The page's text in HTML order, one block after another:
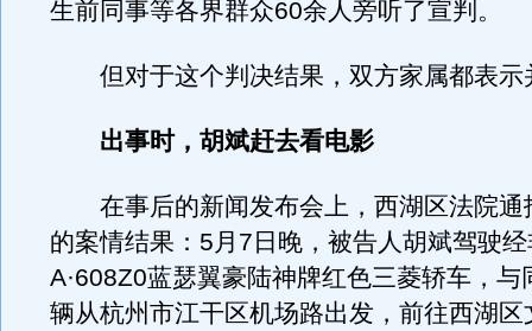
生前同事等各界群众60余人旁听了宣判。
但对于这个判决结果，双方家属都表示
出事时，胡斌赶去看电影
在事后的新闻发布会上，西湖区法院通
的案情结果：5月7日晚，被告人胡斌驾驶
A·608Z0蓝瑟翼豪陆神牌红色三菱轿车，与
辆从杭州市江干区机场路出发，前往西湖区